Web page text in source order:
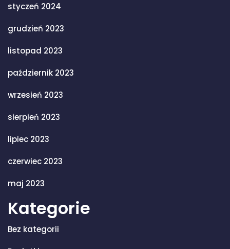
styczeń 2024
grudzień 2023
listopad 2023
październik 2023
wrzesień 2023
sierpień 2023
lipiec 2023
czerwiec 2023
maj 2023
Kategorie
Bez kategorii